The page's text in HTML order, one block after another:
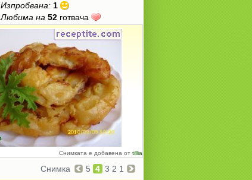
Изпробвана: 1
Любима на 52 готвача
Снимката е добавена от tillia
Снимка 5 4 3 2 1